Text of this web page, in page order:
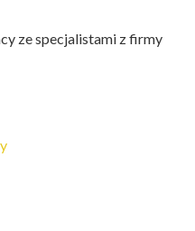
ze specjalistami z firmy